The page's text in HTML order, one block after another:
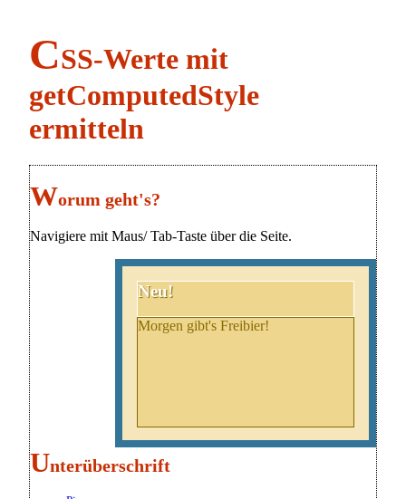
CSS-Werte mit
getComputedStyle
ermitteln
Worum geht's?
Navigiere mit Maus/ Tab-Taste über die Seite.
Neu!
Morgen gibt's Freibier!
Unterüberschrift